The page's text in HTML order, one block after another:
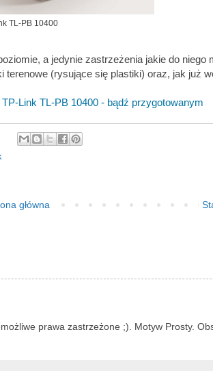
TL-PB 10400
a jedynie zastrzeżenia jakie do niego
terenowe (rysujące się plastiki) oraz, jak już
TP-Link TL-PB 10400 - bądź przygotowanym
główna
prawa zastrzeżone ;). Motyw Prosty.